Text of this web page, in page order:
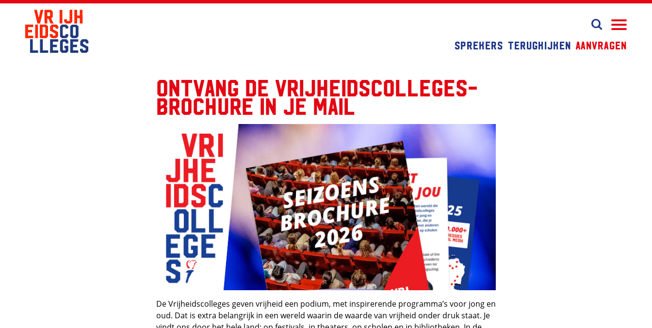
Sprekers Terugkijken Aanvragen
Ontvang de Vrijheidscolleges-
brochure in je mail
De Vrijheidscolleges geven vrijheid een podium, met inspirerende programma’s voor jong en
oud. Dat is extra belangrijk in een wereld waarin de waarde van vrijheid onder druk staat. Je